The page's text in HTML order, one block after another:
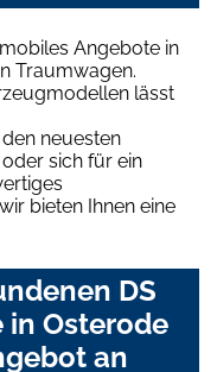
Angebote in
Traumwagen.
lässt
neuesten
sich für ein
bieten Ihnen eine
DS
Osterode
an